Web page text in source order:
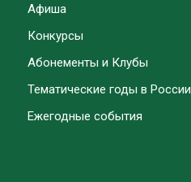
Афиша
Конкурсы
Абонементы и Клубы
Тематические годы в России
Ежегодные события